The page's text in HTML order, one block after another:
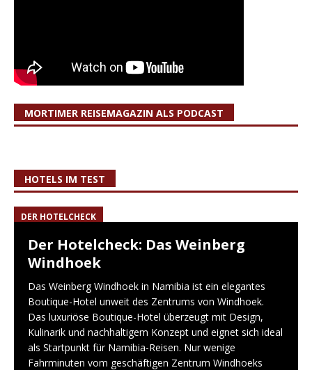
MORTIMER REISEMAGAZIN ALS PODCAST
HOTELS IM TEST
DER HOTELCHECK
Der Hotelcheck: Das Weinberg
Windhoek
Das Weinberg Windhoek in Namibia ist ein elegantes
Boutique-Hotel unweit des Zentrums von Windhoek.
Das luxuriöse Boutique-Hotel überzeugt mit Design,
Kulinarik und nachhaltigem Konzept und eignet sich ideal
als Startpunkt für Namibia-Reisen. Nur wenige
Fahrminuten vom geschäftigen Zentrum Windhoeks